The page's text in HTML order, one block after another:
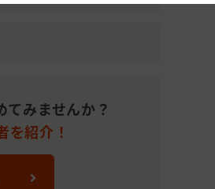
みませんか？
を紹介！